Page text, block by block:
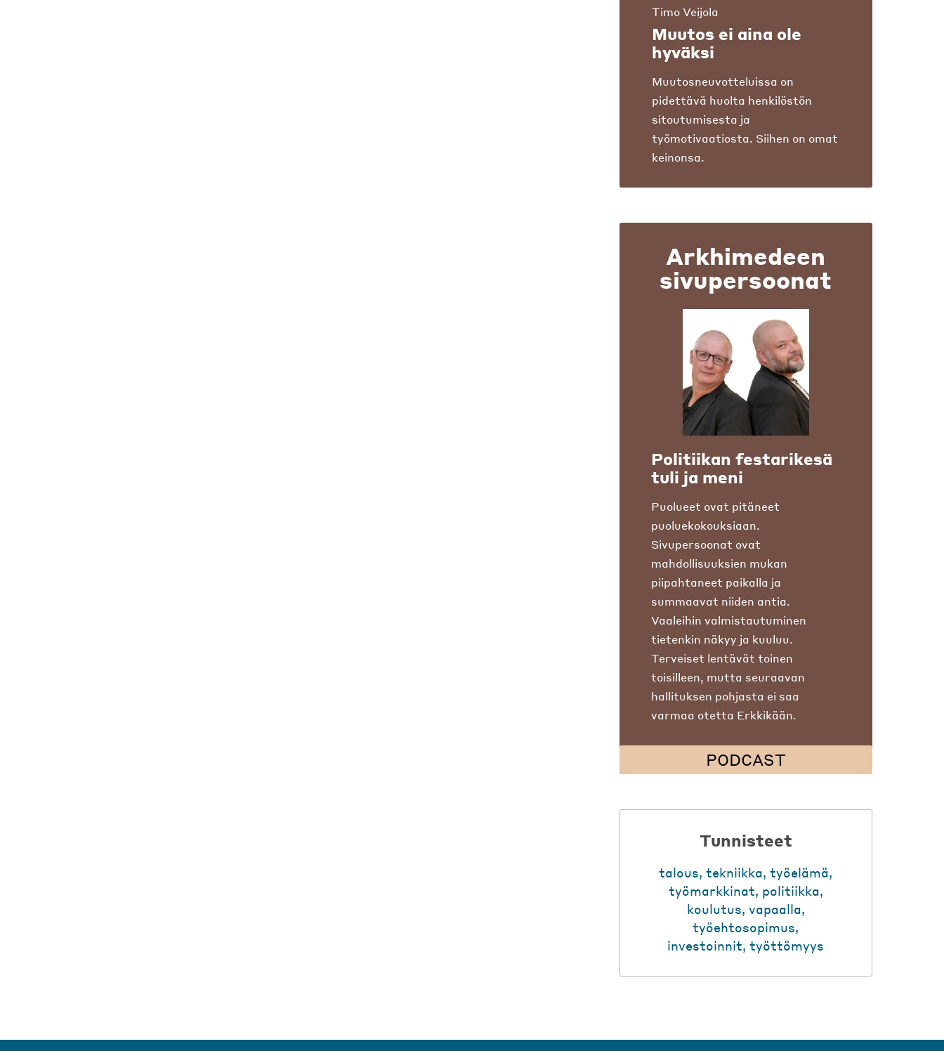
Timo Veijola
Muutos ei aina ole
hyväksi
Muutosneuvotteluissa on
pidettävä huolta henkilöstön
sitoutumisesta ja
työmotivaatiosta. Siihen on omat
keinonsa.
Arkhimedeen
sivupersoonat
Politiikan festarikesä
tuli ja meni
Puolueet ovat pitäneet
puoluekokouksiaan.
Sivupersoonat ovat
mahdollisuuksien mukan
piipahtaneet paikalla ja
summaavat niiden antia.
Vaaleihin valmistautuminen
tietenkin näkyy ja kuuluu.
Terveiset lentävät toinen
toisilleen, mutta seuraavan
hallituksen pohjasta ei saa
varmaa otetta Erkkikään.
PODCAST
Tunnisteet
talous,tekniikka,työelämä,
työmarkkinat, politiikka,
koulutus, vapaalla,
työehtosopimus,
investoinnit,työttömyys